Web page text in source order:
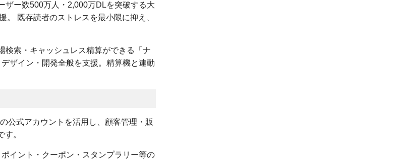
ー数500万人・2,000万DLを突破する大
既存読者のストレスを最小限に抑え、
索・キャッシュレス精算ができる「ナ
ザイン・開発全般を支援。精算機と連動
公式アカウントを活用し、顧客管理・販
。
イント・クーポン・スタンプラリー等の